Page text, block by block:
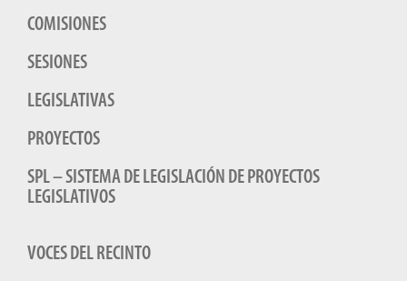
COMISIONES
SESIONES
LEGISLATIVAS
PROYECTOS
SPL – SISTEMA DE LEGISLACIÓN DE PROYECTOS
LEGISLATIVOS
VOCES DEL RECINTO